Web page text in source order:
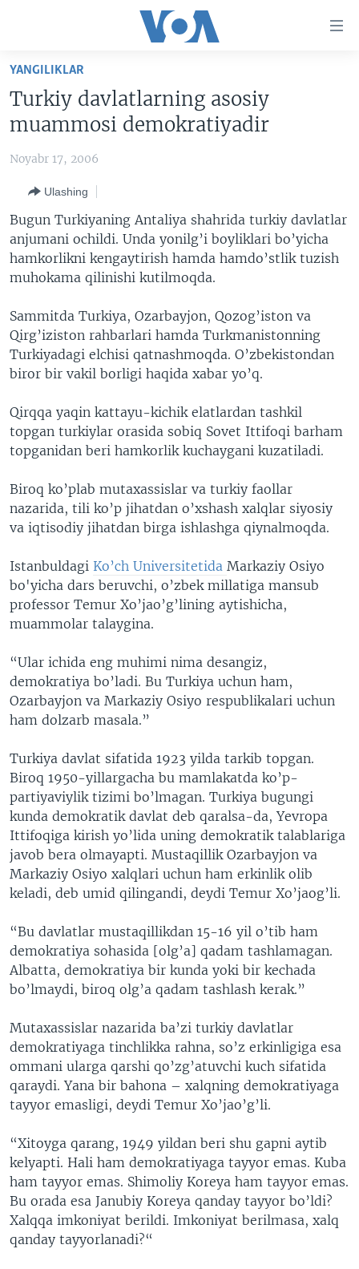
Boshiga
qayting
Qidiruvga
o'ting
VATANDOSHLAR
MULTIMEDIA
AMERIKA MANZARALARI
XALQARO HAYOT
VASHINGTON CHOYXONASI
MOBIL-SALOM!
VIDEO
IJTIMOIY TARMOQLAR
FACEBOOK
YOUTUBE
INSTAGRAM
ODNOKLASSNIKI
TWITTER
SOUNDCLOUD
INGLIZ TILI DARSLARI
EDITORIAL
Learning English
VOA
YANGILIKLAR
Turkiy davlatlarning asosiy
muammosi demokratiyadir
Noyabr 17, 2006
Ulashing
Bugun Turkiyaning Antaliya shahrida turkiy davlatlar
anjumani ochildi. Unda yonilg’i boyliklari bo’yicha
hamkorlikni kengaytirish hamda hamdo’stlik tuzish
muhokama qilinishi kutilmoqda.
Sammitda Turkiya, Ozarbayjon, Qozog’iston va
Qirg’iziston rahbarlari hamda Turkmanistonning
Turkiyadagi elchisi qatnashmoqda. O’zbekistondan
biror bir vakil borligi haqida xabar yo’q.
Qirqqa yaqin kattayu-kichik elatlardan tashkil
topgan turkiylar orasida sobiq Sovet Ittifoqi barham
topganidan beri hamkorlik kuchaygani kuzatiladi.
Biroq ko’plab mutaxassislar va turkiy faollar
nazarida, tili ko’p jihatdan o’xshash xalqlar siyosiy
va iqtisodiy jihatdan birga ishlashga qiynalmoqda.
Istanbuldagi Ko’ch Universitetida Markaziy Osiyo
bo'yicha dars beruvchi, o’zbek millatiga mansub
professor Temur Xo’jao’g’lining aytishicha,
muammolar talaygina.
“Ular ichida eng muhimi nima desangiz,
demokratiya bo’ladi. Bu Turkiya uchun ham,
Ozarbayjon va Markaziy Osiyo respublikalari uchun
ham dolzarb masala.”
Turkiya davlat sifatida 1923 yilda tarkib topgan.
Biroq 1950-yillargacha bu mamlakatda ko’p-
partiyaviylik tizimi bo’lmagan. Turkiya bugungi
kunda demokratik davlat deb qaralsa-da, Yevropa
Ittifoqiga kirish yo’lida uning demokratik talablariga
javob bera olmayapti. Mustaqillik Ozarbayjon va
Markaziy Osiyo xalqlari uchun ham erkinlik olib
keladi, deb umid qilingandi, deydi Temur Xo’jaog’li.
“Bu davlatlar mustaqillikdan 15-16 yil o’tib ham
demokratiya sohasida [olg’a] qadam tashlamagan.
Albatta, demokratiya bir kunda yoki bir kechada
bo’lmaydi, biroq olg’a qadam tashlash kerak.”
Mutaxassislar nazarida ba’zi turkiy davlatlar
demokratiyaga tinchlikka rahna, so’z erkinligiga esa
ommani ularga qarshi qo’zg’atuvchi kuch sifatida
qaraydi. Yana bir bahona – xalqning demokratiyaga
tayyor emasligi, deydi Temur Xo’jao’g’li.
“Xitoyga qarang, 1949 yildan beri shu gapni aytib
kelyapti. Hali ham demokratiyaga tayyor emas. Kuba
ham tayyor emas. Shimoliy Koreya ham tayyor emas.
Bu orada esa Janubiy Koreya qanday tayyor bo’ldi?
Xalqqa imkoniyat berildi. Imkoniyat berilmasa, xalq
qanday tayyorlanadi?“